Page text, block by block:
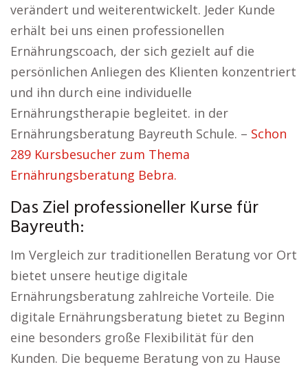
verändert und weiterentwickelt. Jeder Kunde
erhält bei uns einen professionellen
Ernährungscoach, der sich gezielt auf die
persönlichen Anliegen des Klienten konzentriert
und ihn durch eine individuelle
Ernährungstherapie begleitet. in der
Ernährungsberatung Bayreuth Schule. – Schon
289 Kursbesucher zum Thema
Ernährungsberatung Bebra.
Das Ziel professioneller Kurse für
Bayreuth:
Im Vergleich zur traditionellen Beratung vor Ort
bietet unsere heutige digitale
Ernährungsberatung zahlreiche Vorteile. Die
digitale Ernährungsberatung bietet zu Beginn
eine besonders große Flexibilität für den
Kunden. Die bequeme Beratung von zu Hause